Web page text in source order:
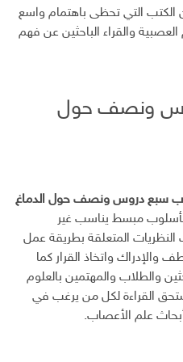
التي تحظى باهتمام واسع
والقراء الباحثين عن فهم
ونصف حول
سبع دروس ونصف حول الدماغ
بأسلوب مبسط يناسب غير
المتعلقة بطريقة عمل
والإدراك واتخاذ القرار كما
والطلاب والمهتمين بالعلوم
القراءة لكل من يرغب في
علم الأعصاب.